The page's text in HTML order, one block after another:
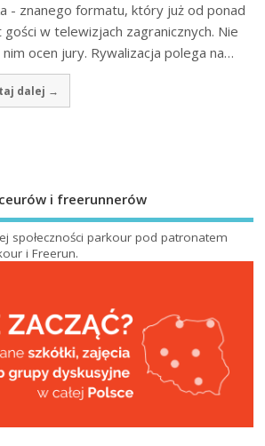
- znanego formatu, który już od ponad
gości w telewizjach zagranicznych. Nie
ocen jury. Rywalizacja polega na…
dalej →
i freerunnerów
społeczności parkour pod patronatem
i Freerun.